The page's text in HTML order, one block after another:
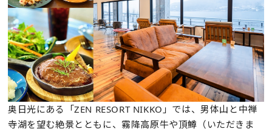
奥日光にある「ZEN RESORT NIKKO」では、男体山と中禅
寺湖を望む絶景とともに、霧降高原牛や頂鱒（いただきま